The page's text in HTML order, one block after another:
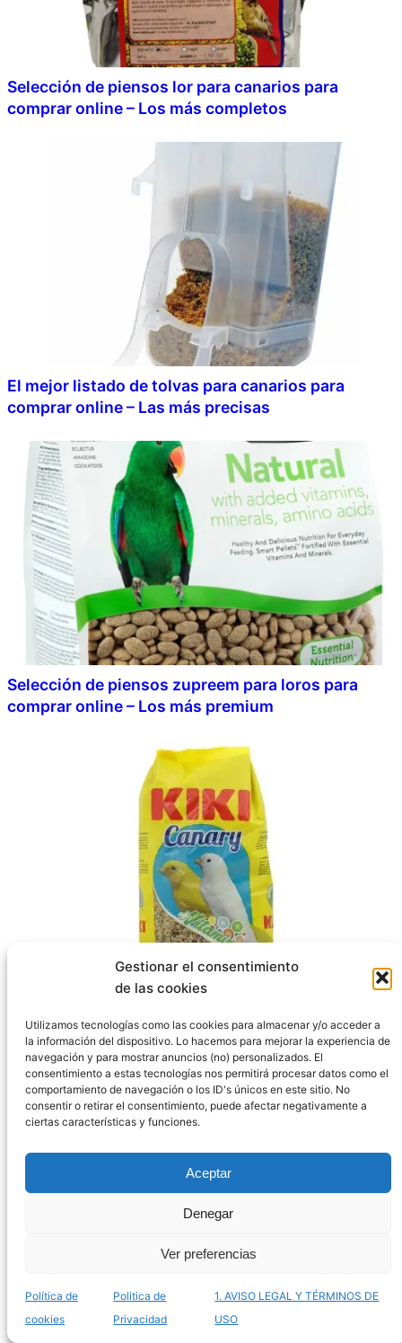
Gestionar el consentimiento
de las cookies
Utilizamos tecnologías como las cookies para almacenar y/o acceder a
la información del dispositivo. Lo hacemos para mejorar la experiencia de
navegación y para mostrar anuncios (no) personalizados. El
consentimiento a estas tecnologías nos permitirá procesar datos como el
comportamiento de navegación o los ID's únicos en este sitio. No
consentir o retirar el consentimiento, puede afectar negativamente a
ciertas características y funciones.
Aceptar
Denegar
Ver preferencias
Política de
cookies
Politica de
Privacidad
1. AVISO LEGAL Y TÉRMINOS DE
USO
Selección de piensos lor para canarios para
comprar online – Los más completos
El mejor listado de tolvas para canarios para
comprar online – Las más precisas
Selección de piensos zupreem para loros para
comprar online – Los más premium
Catálogo de mixturas kiki para canarios para
Gran catálogo nutritivo